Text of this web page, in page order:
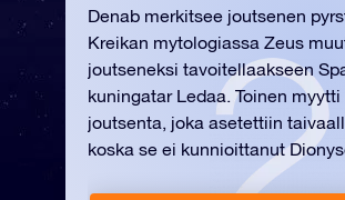
Denab merkitsee joutsenen
Kreikan mytologiassa Zeus
joutseneksi tavoitellaakseen
kuningatar Ledaa. Toinen myytti
joutsenta, joka asetettiin
koska se ei kunnioittanut